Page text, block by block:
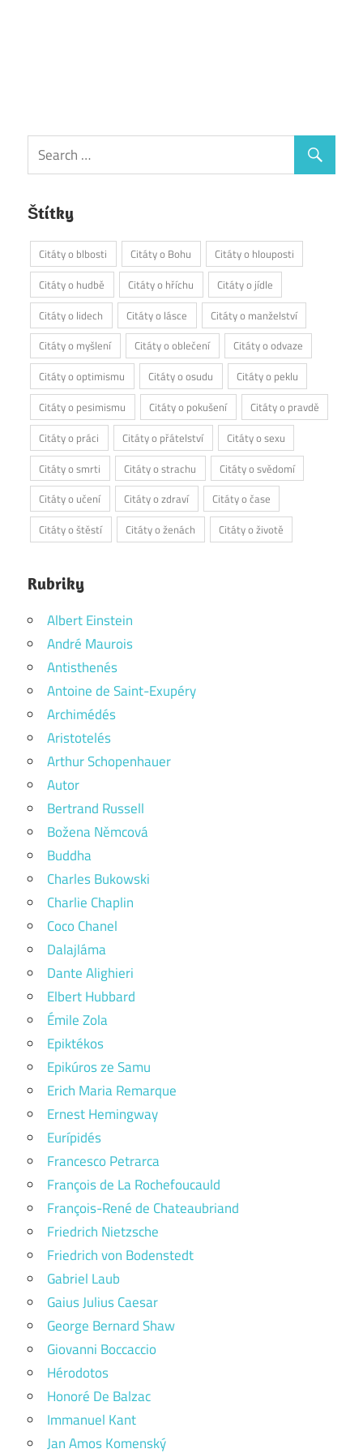
Štítky
Citáty o blbosti Citáty o Bohu
Citáty o hlouposti
Citáty o hudbě
Citáty o hříchu
Citáty o jídle
Citáty o lidech
Citáty o lásce
Citáty o manželství
Citáty o myšlení
Citáty o oblečení
Citáty o odvaze
Citáty o optimismu
Citáty o osudu
Citáty o peklu
Citáty o pesimismu
Citáty o pokušení
Citáty o pravdě
Citáty o práci
Citáty o přátelství
Citáty o sexu
Citáty o smrti
Citáty o strachu
Citáty o svědomí
Citáty o učení
Citáty o zdraví
Citáty o čase
Citáty o štěstí
Citáty o ženách Citáty o životě
Rubriky
Albert Einstein
André Maurois
Antisthenés
Antoine de Saint-Exupéry
Archimédés
Aristotelés
Arthur Schopenhauer
Autor
Bertrand Russell
Božena Němcová
Buddha
Charles Bukowski
Charlie Chaplin
Coco Chanel
Dalajláma
Dante Alighieri
Elbert Hubbard
Émile Zola
Epiktékos
Epikúros ze Samu
Erich Maria Remarque
Ernest Hemingway
Eurípidés
Francesco Petrarca
François de La Rochefoucauld
François-René de Chateaubriand
Friedrich Nietzsche
Friedrich von Bodenstedt
Gabriel Laub
Gaius Julius Caesar
George Bernard Shaw
Giovanni Boccaccio
Hérodotos
Honoré De Balzac
Immanuel Kant
Jan Amos Komenský